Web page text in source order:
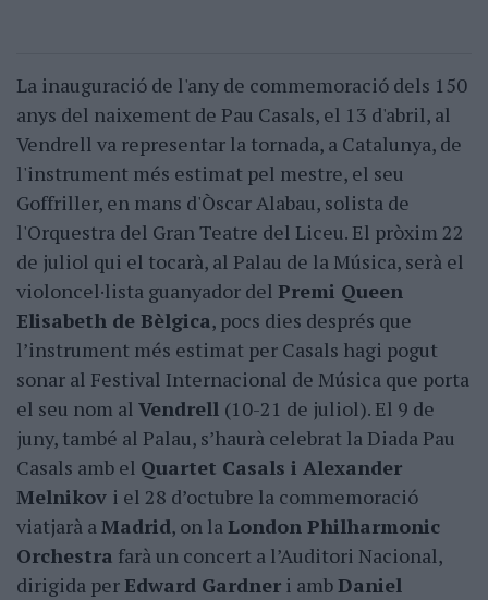
La inauguració de l'any de commemoració dels 150
anys del naixement de Pau Casals, el 13 d'abril, al
Vendrell va representar la tornada, a Catalunya, de
l'instrument més estimat pel mestre, el seu
Goffriller, en mans d'Òscar Alabau, solista de
l'Orquestra del Gran Teatre del Liceu. El pròxim 22
de juliol qui el tocarà, al Palau de la Música, serà el
violoncel·lista guanyador del Premi Queen
Elisabeth de Bèlgica, pocs dies després que
l’instrument més estimat per Casals hagi pogut
sonar al Festival Internacional de Música que porta
el seu nom al Vendrell (10-21 de juliol). El 9 de
juny, també al Palau, s’haurà celebrat la Diada Pau
Casals amb el Quartet Casals i Alexander
Melnikov i el 28 d’octubre la commemoració
viatjarà aMadrid, on laLondon Philharmonic
Orchestra farà un concert a l’Auditori Nacional,
dirigida perEdward Gardner i ambDaniel